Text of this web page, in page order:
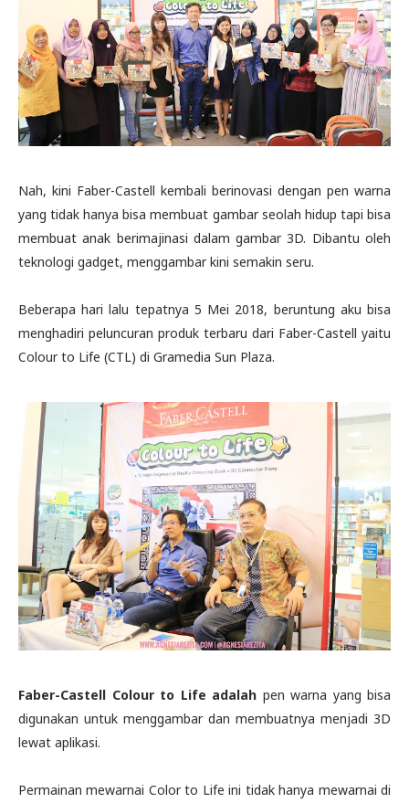
Nah, kini Faber-Castell kembali berinovasi dengan pen warna
yang tidak hanya bisa membuat gambar seolah hidup tapi bisa
membuat anak berimajinasi dalam gambar 3D. Dibantu oleh
teknologi gadget, menggambar kini semakin seru.
Beberapa hari lalu tepatnya 5 Mei 2018, beruntung aku bisa
menghadiri peluncuran produk terbaru dari Faber-Castell yaitu
Colour to Life (CTL) di Gramedia Sun Plaza.
Faber-Castell Colour to Life adalah pen warna yang bisa
digunakan untuk menggambar dan membuatnya menjadi 3D
lewat aplikasi.
Permainan mewarnai Color to Life ini tidak hanya mewarnai di